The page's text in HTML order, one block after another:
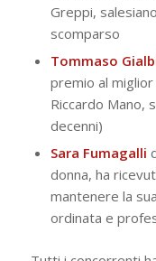
Greppi,
scomparso
Tommaso
premio al
Riccardo Mano,
decenni)
Sara Fumagalli
donna, ha
mantenere la
ordinata e